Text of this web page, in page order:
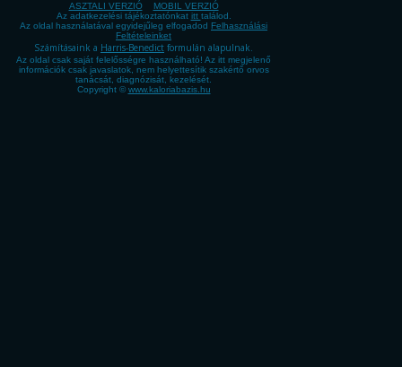
ASZTALI VERZIÓ
MOBIL VERZIÓ
Az adatkezelési tájékoztatónkat itt találod.
Az oldal használatával egyidejűleg elfogadod Felhasználási
Feltételeinket
Számításaink a Harris-Benedict formulán alapulnak.
Az oldal csak saját felelősségre használható! Az itt megjelenő
információk csak javaslatok, nem helyettesítik szakértő orvos
tanácsát, diagnózisát, kezelését.
Copyright © www.kaloriabazis.hu